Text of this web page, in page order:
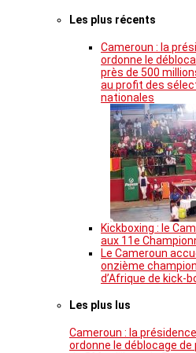
Les plus récents
Cameroun : la
ordonne le
près de 500
au profit des
nationales
Kickboxing : le
aux 11e
Le Cameroun
onzième
d’Afrique de kick-
Les plus lus
Cameroun : la présidence
ordonne le déblocage de